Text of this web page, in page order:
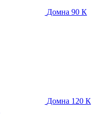
Домна 90 К
Домна 120 К